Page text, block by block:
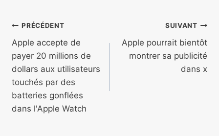
Navigation
de
l’article
PRÉCÉDENT
Apple accepte de
payer 20 millions de
dollars aux utilisateurs
touchés par des
batteries gonflées
dans l'Apple Watch
SUIVANT
Apple pourrait bientôt
montrer sa publicité
dans x